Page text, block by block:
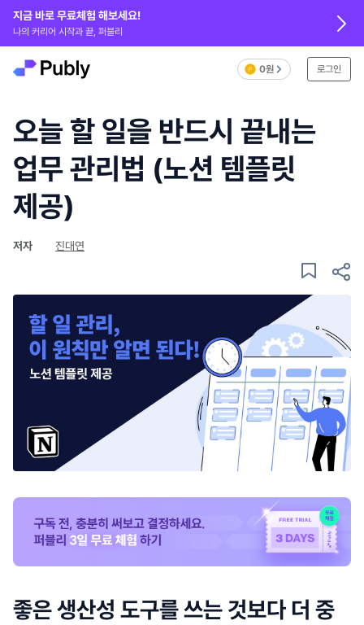
지금 바로 무료체험 해보세요!
나의 커리어 시작과 끝, 퍼블리
0원 로그인
오늘 할 일을 반드시 끝내는
업무 관리법 (노션 템플릿
제공)
저자 진대연
좋은 생산성 도구를 쓰는 것보다 더 중